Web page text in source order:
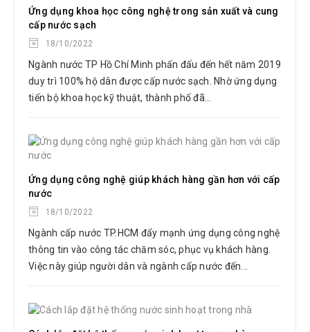
Ứng dụng khoa học công nghệ trong sản xuất và cung
cấp nước sạch
18/10/2022
Ngành nước TP Hồ Chí Minh phấn đấu đến hết năm 2019
duy trì 100% hộ dân được cấp nước sạch. Nhờ ứng dụng
tiến bộ khoa học kỹ thuật, thành phố đã...
Ứng dụng công nghệ giúp khách hàng gần hơn với cấp
nước
18/10/2022
Ngành cấp nước TP.HCM đẩy mạnh ứng dụng công nghệ
thông tin vào công tác chăm sóc, phục vụ khách hàng.
Việc này giúp người dân và ngành cấp nước đến...